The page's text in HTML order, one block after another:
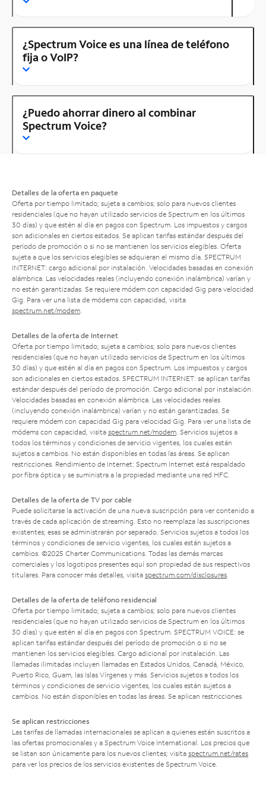
¿Spectrum Voice es una línea de teléfono
fija o VoIP?
¿Puedo ahorrar dinero al combinar
Spectrum Voice?
Detalles de la oferta en paquete
Oferta por tiempo limitado; sujeta a cambios; solo para nuevos clientes
residenciales (que no hayan utilizado servicios de Spectrum en los últimos
30 días) y que estén al día en pagos con Spectrum. Los impuestos y cargos
son adicionales en ciertos estados. Se aplican tarifas estándar después del
período de promoción o si no se mantienen los servicios elegibles. Oferta
sujeta a que los servicios elegibles se adquieran el mismo día. SPECTRUM
INTERNET: cargo adicional por instalación. Velocidades basadas en conexión
alámbrica. Las velocidades reales (incluyendo conexión inalámbrica) varían y
no están garantizadas. Se requiere módem con capacidad Gig para velocidad
Gig. Para ver una lista de módems con capacidad, visita
spectrum.net/modem
Detalles de la oferta de Internet
Oferta por tiempo limitado; sujeta a cambios; solo para nuevos clientes
residenciales (que no hayan utilizado servicios de Spectrum en los últimos
30 días) y que estén al día en pagos con Spectrum. Los impuestos y cargos
son adicionales en ciertos estados. SPECTRUM INTERNET: se aplican tarifas
estándar después del período de promoción. Cargo adicional por instalación.
Velocidades basadas en conexión alámbrica. Las velocidades reales
(incluyendo conexión inalámbrica) varían y no están garantizadas. Se
requiere módem con capacidad Gig para velocidad Gig. Para ver una lista de
módems con capacidad, visita spectrum.net/modem . Servicios sujetos a
todos los términos y condiciones de servicio vigentes, los cuales están
sujetos a cambios. No están disponibles en todas las áreas. Se aplican
restricciones. Rendimiento de Internet: Spectrum Internet está respaldado
por fibra óptica y se suministra a la propiedad mediante una red HFC.
Detalles de la oferta de TV por cable
Puede solicitarse la activación de una nueva suscripción para ver contenido a
través de cada aplicación de streaming. Esto no reemplaza las suscripciones
existentes; esas se administrarán por separado. Servicios sujetos a todos los
términos y condiciones de servicio vigentes, los cuales están sujetos a
cambios. ©2025 Charter Communications. Todas las demás marcas
comerciales y los logotipos presentes aquí son propiedad de sus respectivos
titulares. Para conocer más detalles, visita spectrum.com/disclosures
Detalles de la oferta de teléfono residencial
Oferta por tiempo limitado; sujeta a cambios; solo para nuevos clientes
residenciales (que no hayan utilizado servicios de Spectrum en los últimos
30 días) y que estén al día en pagos con Spectrum. SPECTRUM VOICE: se
aplican tarifas estándar después del período de promoción o si no se
mantienen los servicios elegibles. Cargo adicional por instalación. Las
llamadas ilimitadas incluyen llamadas en Estados Unidos, Canadá, México,
Puerto Rico, Guam, las Islas Vírgenes y más. Servicios sujetos a todos los
términos y condiciones de servicio vigentes, los cuales están sujetos a
cambios. No están disponibles en todas las áreas. Se aplican restricciones.
Se aplican restricciones
Las tarifas de llamadas internacionales se aplican a quienes están suscritos a
las ofertas promocionales y a Spectrum Voice International. Los precios que
se listan son únicamente para los nuevos clientes; visita spectrum.net/rates
para ver los precios de los servicios existentes de Spectrum Voice.